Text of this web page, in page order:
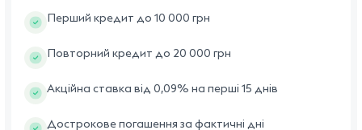
Перший кредит до 10 000 грн
Повторний кредит до 20 000 грн
Акційна ставка від 0,09% на перші 15 днів
Дострокове погашення за фактичні дні